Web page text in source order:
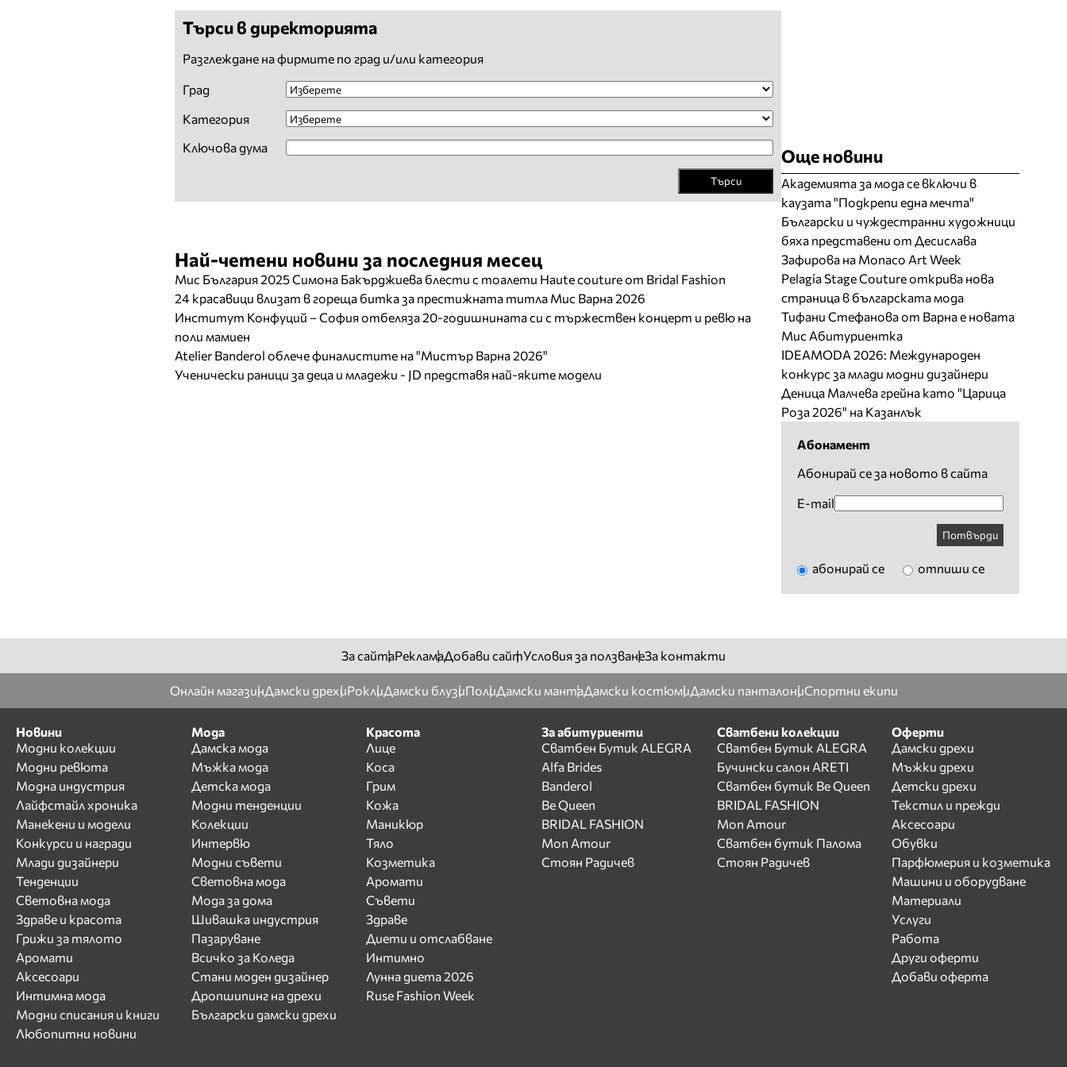
Търси в директорията
Разглеждане на фирмите по град и/или категория
Град
Категория
Ключова дума
Търси
Най-четени новини за последния месец
Мис България 2025 Симона Бакърджиева блести с тоалети Haute couture от Bridal Fashion
24 красавици влизат в гореща битка за престижната титла Мис Варна 2026
Институт Конфуций – София отбеляза 20-годишнината си с тържествен концерт и ревю на
поли мамиен
Atelier Banderol облече финалистите на "Мистър Варна 2026"
Ученически раници за деца и младежи - JD представя най-яките модели
Още новини
Академията за мода се включи в
каузата "Подкрепи една мечта"
Български и чуждестранни художници
бяха представени от Десислава
Зафирова на Monaco Art Week
Pelagia Stage Couture открива нова
страница в българската мода
Тифани Стефанова от Варна е новата
Мис Абитуриентка
IDEAMODA 2026: Международен
конкурс за млади модни дизайнери
Деница Малчева грейна като "Царица
Роза 2026" на Казанлък
Абонамент
Абонирай се за новото в сайта
E-mail
Потвърди
абонирай се отпиши се
За сайтаРекламаДобави сайтУсловия за ползванеЗа контакти
Онлайн магазинДамски дрехиРоклиДамски блузиПолиДамски мантаДамски костюмиДамски панталониСпортни екипи
Новини
Модни колекции
Модни ревюта
Модна индустрия
Лайфстайл хроника
Манекени и модели
Конкурси и награди
Млади дизайнери
Тенденции
Световна мода
Здраве и красота
Грижи за тялото
Аромати
Аксесоари
Интимна мода
Модни списания и книги
Любопитни новини
Мода
Дамска мода
Мъжка мода
Детска мода
Модни тенденции
Колекции
Интервю
Модни съвети
Световна мода
Мода за дома
Шивашка индустрия
Пазаруване
Всичко за Коледа
Стани моден дизайнер
Дропшипинг на дрехи
Български дамски дрехи
Красота
Лице
Коса
Грим
Кожа
Маникюр
Тяло
Козметика
Аромати
Съвети
Здраве
Диети и отслабване
Интимно
Лунна диета 2026
Ruse Fashion Week
За абитуриенти
Сватбен Бутик ALEGRA
Alfa Brides
Banderol
Be Queen
BRIDAL FASHION
Mon Amour
Стоян Радичев
Сватбени колекции
Сватбен Бутик ALEGRA
Бучински салон ARETI
Сватбен бутик Be Queen
BRIDAL FASHION
Mon Amour
Сватбен бутик Палома
Стоян Радичев
Оферти
Дамски дрехи
Мъжки дрехи
Детски дрехи
Текстил и прежди
Аксесоари
Обувки
Парфюмерия и козметика
Машини и оборудване
Материали
Услуги
Работа
Други оферти
Добави оферта